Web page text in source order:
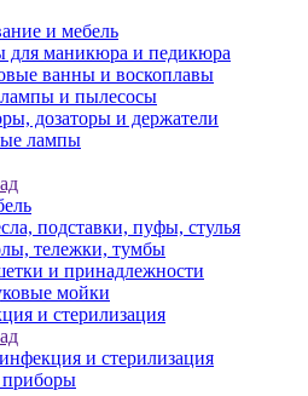
и мебель
для маникюра и педикюра
ванны и воскоплавы
и пылесосы
дозаторы и держатели
лампы
подставки, пуфы, стулья
тележки, тумбы
и принадлежности
мойки
и стерилизация
и стерилизация